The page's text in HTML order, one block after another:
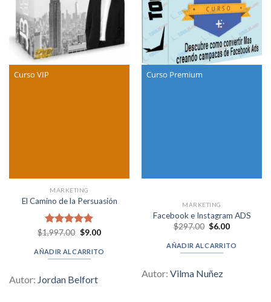
Curso VIP
MARKETING
El Camino de la Persuasión
Valorado en
$1,997.00 Original
was:
$1,997.00.
$9.00Current
is:
$9.00.
AÑADIR AL CARRITO
Autor: Jordan Belfort
Curso Premium
MARKETING
Facebook e Instagram ADS
$297.00 Original
was:
$297.00.
$6.00Current
is:
$6.00.
AÑADIR AL CARRITO
Autor: Vilma Nuñez